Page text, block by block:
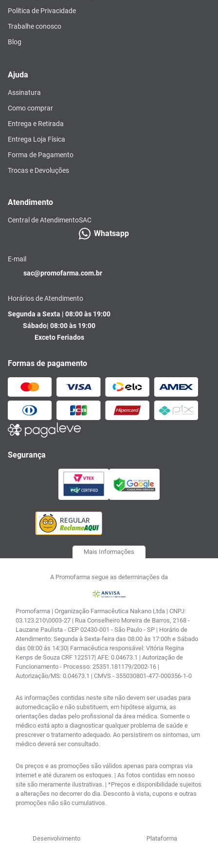
Política de Privacidade
Trabalhe conosco
Blog
Ajuda
Assinatura
Como comprar
Entrega e Retirada
Entrega Loja Física
Forma de Pagamento
Trocas e Devoluções
Atendimento
Central de AtendimentoSAC
Whatsapp
E-mail
sac@promofarma.com.br
Horários de Atendimento
Segunda a Sexta | 08:00 às 19:00
Sábado| 08:00 às 19:00
Exceto Feriados
Formas de pagamento
Segurança
Mais Informações
A Promofarma segue as determinações da
Promofarma | Organização Farmacêutica Nakano Ltda | CNPJ:
03.123.210\0003-27 | Rua Conselheiro Moreira de Barros, 2168 -
Lauzane Paulista - CEP 02430-001 - São Paulo - SP | Horário de
Atendimento: Segunda à Sexta-feira das 08:00 às 17:00h e Sábado
das 08:00 às 14:30| Farmacêutica responsável: Vitória Regina
Kenps de Souza CRF 122517| AFE: 0.04673.1 | Autorização de
Funcionamento - Processo: 25351.181179/2002-16 |
Autorização/MS: 0.04673.1 | CMVS - 355030801-477-000356-1-0
As informações contidas neste site não devem ser usadas para
automedicação e não substituem, em hipótese alguma, as
orientações dadas pelo profissional da área médica. Somente o
médico está apto a diagnosticar qualquer problema de saúde e
prescrever o tratamento adequado. Ao persistirem os sintomas, um
médico deverá ser consultado.
Os preços e as promoções são válidos apenas para compras via
internet e até durarem os estoques. | As fotos contidas em nosso
site são meramente ilustrativas. | *Preços e disponibilidade sujeitos
a alterações no decorrer do dia. Desconto à vista, cupons e outras
promoções não são cumulativos.
Desenvolvimento Plataforma